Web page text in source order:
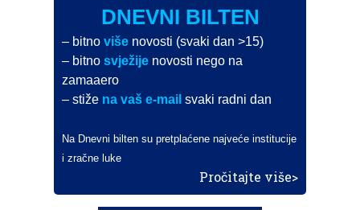
DNEVNI BILTEN
– bitnoviše novosti (svaki dan >15)
– bitnosvježije novosti nego na
zamaaero
– stiže na vaš e-mail svaki radni dan
Na Dnevni bilten su pretplaćene najveće institucije
i zračne luke
Pročitajte više>